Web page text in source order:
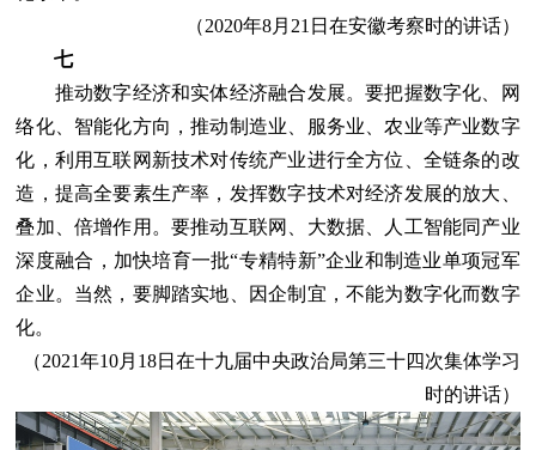
（2020年8月21日在安徽考察时的讲话）
七
推动数字经济和实体经济融合发展。要把握数字化、网
络化、智能化方向，推动制造业、服务业、农业等产业数字
化，利用互联网新技术对传统产业进行全方位、全链条的改
造，提高全要素生产率，发挥数字技术对经济发展的放大、
叠加、倍增作用。要推动互联网、大数据、人工智能同产业
深度融合，加快培育一批“专精特新”企业和制造业单项冠军
企业。当然，要脚踏实地、因企制宜，不能为数字化而数字
化。
（2021年10月18日在十九届中央政治局第三十四次集体学习
时的讲话）